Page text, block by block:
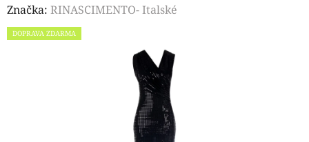
hodnocení
produktu
Značka: RINASCIMENTO- Italské
DOPRAVA ZDARMA